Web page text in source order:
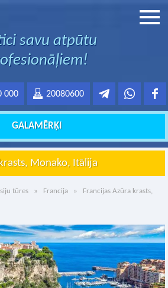
savu atpūtu
20080600
000
GALAMĒRĶI
Monako, Itālija
tūres » Francija » Francijas Azūra krasts,